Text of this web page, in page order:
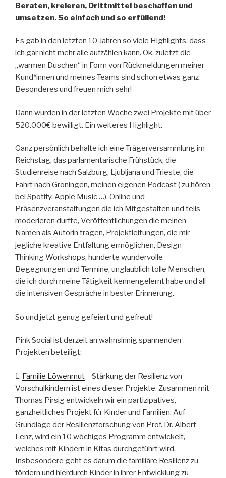
Beraten, kreieren, Drittmittel beschaffen und
umsetzen. So einfach und so erfüllend!
Es gab in den letzten 10 Jahren so viele Highlights, dass
ich gar nicht mehr alle aufzählen kann. Ok, zuletzt die
„warmen Duschen“ in Form von Rückmeldungen meiner
Kund*innen und meines Teams sind schon etwas ganz
Besonderes und freuen mich sehr!
Dann wurden in der letzten Woche zwei Projekte mit über
520.000€ bewilligt. Ein weiteres Highlight.
Ganz persönlich behalte ich eine Trägerversammlung im
Reichstag, das parlamentarische Frühstück, die
Studienreise nach Salzburg, Ljubljana und Trieste, die
Fahrt nach Groningen, meinen eigenen Podcast ( zu hören
bei Spotify, Apple Music …), Online und
Präsenzveranstaltungen die ich Mitgestalten und teils
moderieren durfte, Veröffentlichungen die meinen
Namen als Autorin tragen, Projektleitungen, die mir
jegliche kreative Entfaltung ermöglichen, Design
Thinking Workshops, hunderte wundervolle
Begegnungen und Termine, unglaublich tolle Menschen,
die ich durch meine Tätigkeit kennengelernt habe und all
die intensiven Gespräche in bester Erinnerung.
So und jetzt genug gefeiert und gefreut!
Pink Social ist derzeit an wahnsinnig spannenden
Projekten beteiligt:
1. Familie Löwenmut– Stärkung der Resilienz von
Vorschulkindern ist eines dieser Projekte. Zusammen mit
Thomas Pirsig entwickeln wir ein partizipatives,
ganzheitliches Projekt für Kinder und Familien. Auf
Grundlage der Resilienzforschung von Prof. Dr. Albert
Lenz, wird ein 10 wöchiges Programm entwickelt,
welches mit Kindern in Kitas durchgeführt wird.
Insbesondere geht es darum die familiäre Resilienz zu
fördern und hierdurch Kinder in ihrer Entwicklung zu